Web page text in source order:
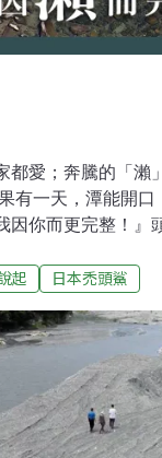
都愛；奔騰的「瀨
有一天，潭能開口
因你而更完整！』
一場57mm/hr的短
的天然跌水潭，從
身左右剖面也像碗
的邊緣，晴空下的
之美。最深的潭頭
因為是構造物基座
起 日本禿頭鯊